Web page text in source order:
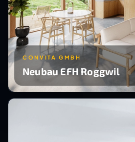
CONVITA GMBH
Neubau EFH Roggwil